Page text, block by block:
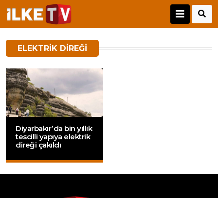
ELEKTRIK DIREĞI
Diyarbakır’da bin yıllık
tescilli yapıya elektrik
direği çakıldı